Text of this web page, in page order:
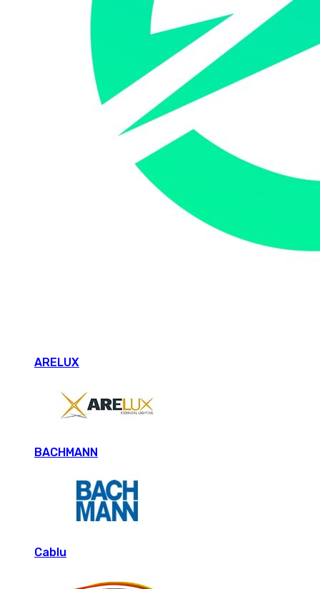
ARELUX
BACHMANN
Cablu